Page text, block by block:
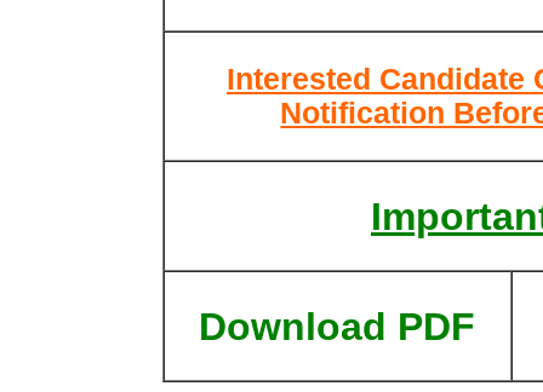
Interested Candidate
Notification
Download PDF